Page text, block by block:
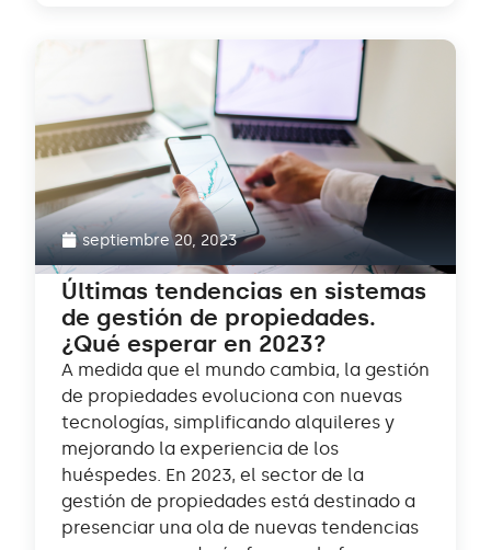
septiembre 20, 2023
Últimas tendencias en sistemas
de gestión de propiedades.
¿Qué esperar en 2023?
A medida que el mundo cambia, la gestión
de propiedades evoluciona con nuevas
tecnologías, simplificando alquileres y
mejorando la experiencia de los
huéspedes. En 2023, el sector de la
gestión de propiedades está destinado a
presenciar una ola de nuevas tendencias